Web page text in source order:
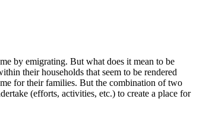
by emigrating. But what does it mean to be
their households that seem to be rendered
for their families. But the combination of two
(efforts, activities, etc.) to create a place for